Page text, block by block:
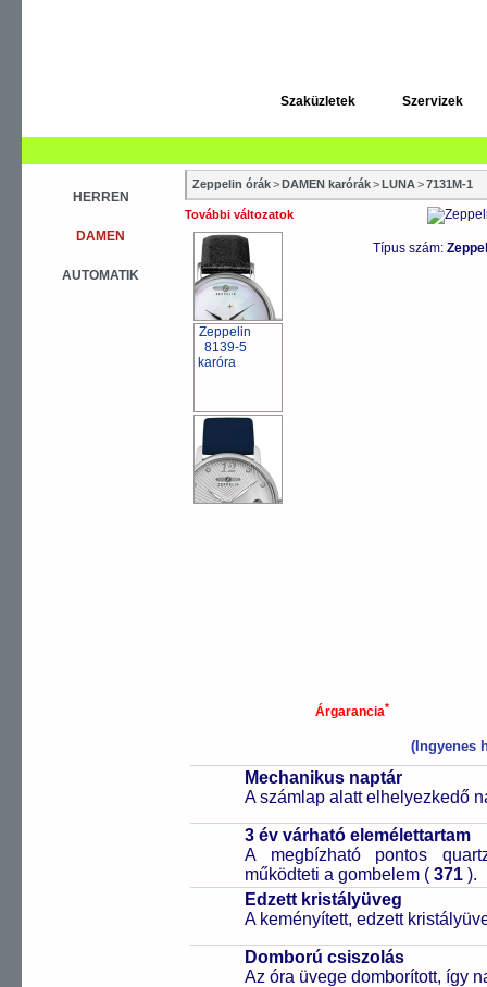
Szaküzletek Szervizek
HERREN
DAMEN
AUTOMATIK
Zeppelin órák>DAMEN karórák>LUNA>7131M-1
További változatok
Típus szám:
Árgarancia*
(Ingyenes
Mechanikus naptár
A számlap alatt elhelyezkedő
3 év várható elemélettartam
A megbízható pontos
működteti a gombelem ( 371 ).
Edzett kristályüveg
A keményített, edzett
Domború csiszolás
Az óra üvege domborított, így